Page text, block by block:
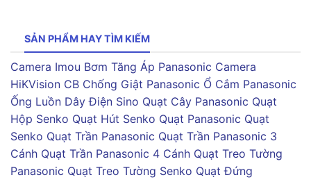
SẢN PHẨM HAY TÌM KIẾM
Camera Imou Bơm Tăng Áp Panasonic Camera
HiKVision CB Chống Giật Panasonic Ổ Cắm Panasonic
Ống Luồn Dây Điện Sino Quạt Cây Panasonic Quạt
Hộp Senko Quạt Hút Senko Quạt Panasonic Quạt
Senko Quạt Trần Panasonic Quạt Trần Panasonic 3
Cánh Quạt Trần Panasonic 4 Cánh Quạt Treo Tường
Panasonic Quạt Treo Tường Senko Quạt Đứng